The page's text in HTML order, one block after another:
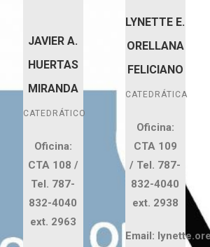
JAVIER A.
HUERTAS
MIRANDA
CATEDRÁTICO
Oficina:
CTA 108 /
Tel. 787-
832-4040
ext. 2963
LYNETTE E.
ORELLANA
FELICIANO
CATEDRÁTICA
Oficina:
CTA 109
/ Tel. 787-
832-4040
ext. 2938
Email: